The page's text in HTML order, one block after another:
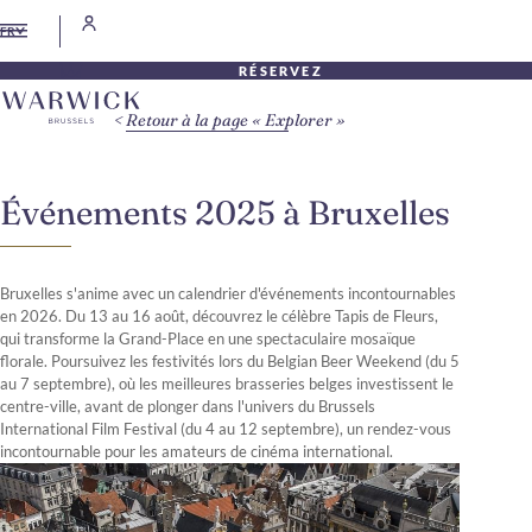
FR
RÉSERVEZ
Événements 2025 à Bruxelles
Bruxelles s'anime avec un calendrier d'événements incontournables
en 2026. Du 13 au 16 août, découvrez le célèbre Tapis de Fleurs,
qui transforme la Grand-Place en une spectaculaire mosaïque
florale. Poursuivez les festivités lors du Belgian Beer Weekend (du 5
au 7 septembre), où les meilleures brasseries belges investissent le
centre-ville, avant de plonger dans l'univers du Brussels
International Film Festival (du 4 au 12 septembre), un rendez-vous
incontournable pour les amateurs de cinéma international.
Retour à la page « Explorer »